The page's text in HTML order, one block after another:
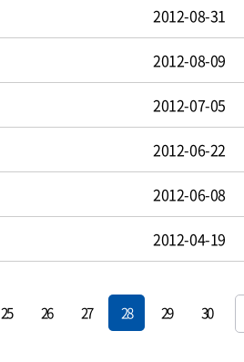
2012-08-31
2012-08-09
2012-07-05
2012-06-22
2012-06-08
2012-04-19
25 26 27 28 29 30